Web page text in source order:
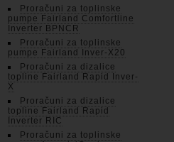
Proračuni za toplinske
pumpe Fairland Comfortline
Inverter BPNCR
Proračuni za toplinske
pumpe Fairland Inver-X20
Proračuni za dizalice
topline Fairland Rapid Inver-
X
Proračuni za dizalice
topline Fairland Rapid
Inverter RIC
Proračuni za toplinske